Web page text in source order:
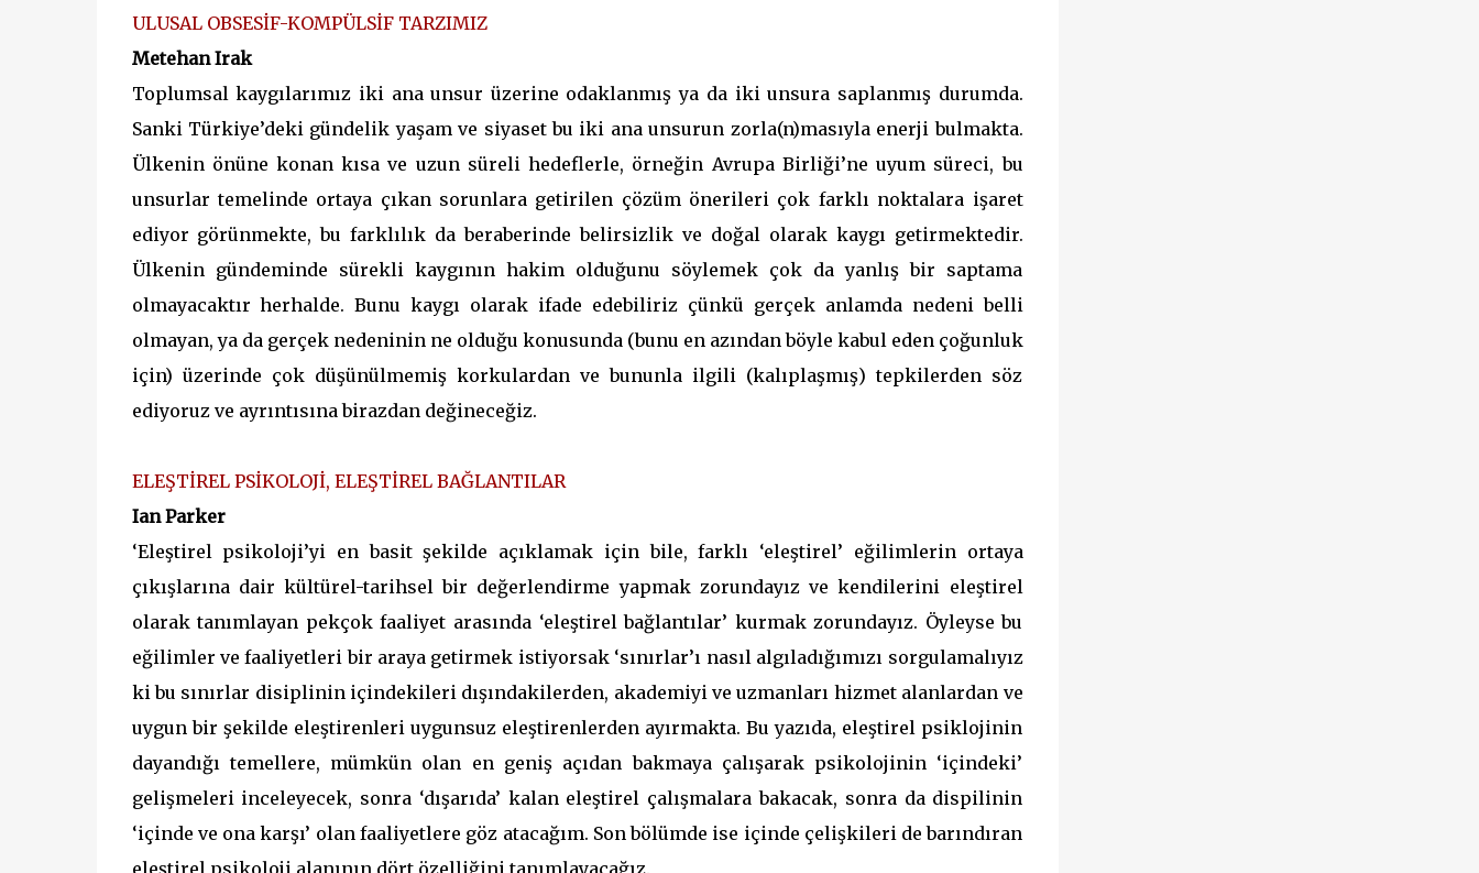
ULUSAL OBSESİF-KOMPÜLSİF TARZIMIZ
Metehan Irak
Toplumsal kaygılarımız iki ana unsur üzerine odaklanmış ya da iki unsura saplanmış durumda.
Sanki Türkiye’deki gündelik yaşam ve siyaset bu iki ana unsurun zorla(n)masıyla enerji bulmakta.
Ülkenin önüne konan kısa ve uzun süreli hedeflerle, örneğin Avrupa Birliği’ne uyum süreci, bu
unsurlar temelinde ortaya çıkan sorunlara getirilen çözüm önerileri çok farklı noktalara işaret
ediyor görünmekte, bu farklılık da beraberinde belirsizlik ve doğal olarak kaygı getirmektedir.
Ülkenin gündeminde sürekli kaygının hakim olduğunu söylemek çok da yanlış bir saptama
olmayacaktır herhalde. Bunu kaygı olarak ifade edebiliriz çünkü gerçek anlamda nedeni belli
olmayan, ya da gerçek nedeninin ne olduğu konusunda (bunu en azından böyle kabul eden çoğunluk
için) üzerinde çok düşünülmemiş korkulardan ve bununla ilgili (kalıplaşmış) tepkilerden söz
ediyoruz ve ayrıntısına birazdan değineceğiz.
ELEŞTİREL PSİKOLOJİ, ELEŞTİREL BAĞLANTILAR
Ian Parker
‘Eleştirel psikoloji’yi en basit şekilde açıklamak için bile, farklı ‘eleştirel’ eğilimlerin ortaya
çıkışlarına dair kültürel-tarihsel bir değerlendirme yapmak zorundayız ve kendilerini eleştirel
olarak tanımlayan pekçok faaliyet arasında ‘eleştirel bağlantılar’ kurmak zorundayız. Öyleyse bu
eğilimler ve faaliyetleri bir araya getirmek istiyorsak ‘sınırlar’ı nasıl algıladığımızı sorgulamalıyız
ki bu sınırlar disiplinin içindekileri dışındakilerden, akademiyi ve uzmanları hizmet alanlardan ve
uygun bir şekilde eleştirenleri uygunsuz eleştirenlerden ayırmakta. Bu yazıda, eleştirel psiklojinin
dayandığı temellere, mümkün olan en geniş açıdan bakmaya çalışarak psikolojinin ‘içindeki’
gelişmeleri inceleyecek, sonra ‘dışarıda’ kalan eleştirel çalışmalara bakacak, sonra da dispilinin
‘içinde ve ona karşı’ olan faaliyetlere göz atacağım. Son bölümde ise içinde çelişkileri de barındıran